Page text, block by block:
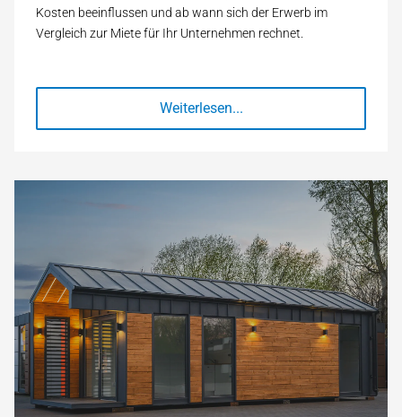
Kosten beeinflussen und ab wann sich der Erwerb im
Vergleich zur Miete für Ihr Unternehmen rechnet.
Weiterlesen...